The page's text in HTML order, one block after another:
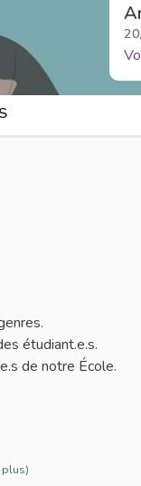
étudiant.e.s.
de notre École.